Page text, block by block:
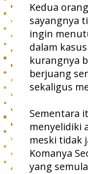
Kedua
sayangnya
ingin
dalam
kurangnya
berjuang
sekaligus
Sementara
menyelidiki
meski tidak
Komanya
yang